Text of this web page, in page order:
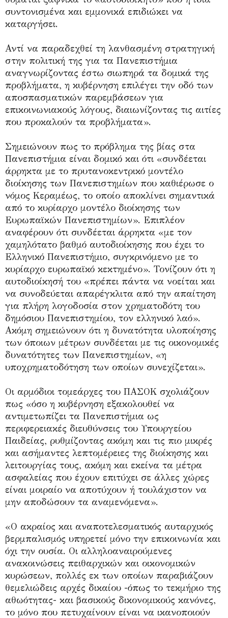
συντονισμένα και εμμονικά επιδιώκει να
καταργήσει.
Αντί να παραδεχθεί τη λανθασμένη στρατηγική
στην πολιτική της για τα Πανεπιστήμια
αναγνωρίζοντας έστω σιωπηρά τα δομικά της
προβλήματα, η κυβέρνηση επιλέγει την οδό των
αποσπασματικών παρεμβάσεων για
επικοινωνιακούς λόγους, διαιωνίζοντας τις αιτίες
που προκαλούν τα προβλήματα».
Σημειώνουν πως το πρόβλημα της βίας στα
Πανεπιστήμια είναι δομικό και ότι «συνδέεται
άρρηκτα με το πρυτανοκεντρικό μοντέλο
διοίκησης των Πανεπιστημίων που καθιέρωσε ο
νόμος Κεραμέως, το οποίο αποκλίνει σημαντικά
από το κυρίαρχο μοντέλο διοίκησης των
Ευρωπαϊκών Πανεπιστημίων». Επιπλέον
αναφέρουν ότι συνδέεται άρρηκτα «με τον
χαμηλότατο βαθμό αυτοδιοίκησης που έχει το
Ελληνικό Πανεπιστήμιο, συγκρινόμενο με το
κυρίαρχο ευρωπαϊκό κεκτημένο». Τονίζουν ότι η
αυτοδιοίκησή του «πρέπει πάντα να νοείται και
να συνοδεύεται απαρέγκλιτα από την απαίτηση
για πλήρη λογοδοσία στον χρηματοδότη του
δημόσιου Πανεπιστημίου, τον ελληνικό λαό».
Ακόμη σημειώνουν ότι η δυνατότητα υλοποίησης
των όποιων μέτρων συνδέεται με τις οικονομικές
δυνατότητες των Πανεπιστημίων, «η
υποχρηματοδότηση των οποίων συνεχίζεται».
Οι αρμόδιοι τομεάρχες του ΠΑΣΟΚ σχολιάζουν
πως «όσο η κυβέρνηση εξακολουθεί να
αντιμετωπίζει τα Πανεπιστήμια ως
περιφερειακές διευθύνσεις του Υπουργείου
Παιδείας, ρυθμίζοντας ακόμη και τις πιο μικρές
και ασήμαντες λεπτομέρειες της διοίκησης και
λειτουργίας τους, ακόμη και εκείνα τα μέτρα
ασφαλείας που έχουν επιτύχει σε άλλες χώρες
είναι μοιραίο να αποτύχουν ή τουλάχιστον να
μην αποδώσουν τα αναμενόμενα».
«Ο ακραίος και αναποτελεσματικός αυταρχικός
βερμπαλισμός υπηρετεί μόνο την επικοινωνία και
όχι την ουσία. Οι αλληλοαναιρούμενες
ανακοινώσεις πειθαρχικών και οικονομικών
κυρώσεων, πολλές εκ των οποίων παραβιάζουν
θεμελιώδεις αρχές δικαίου -όπως το τεκμήριο της
αθωότητας- και βασικούς δικονομικούς κανόνες,
το μόνο που πετυχαίνουν είναι να ικανοποιούν